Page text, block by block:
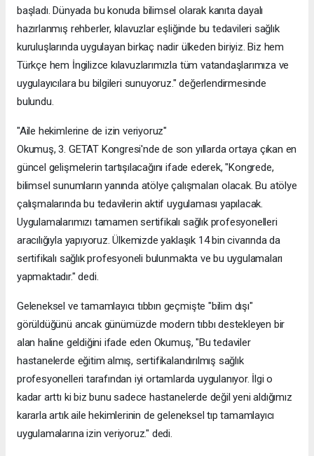
başladı. Dünyada bu konuda bilimsel olarak kanıta dayalı
hazırlanmış rehberler, kılavuzlar eşliğinde bu tedavileri sağlık
kuruluşlarında uygulayan birkaç nadir ülkeden biriyiz. Biz hem
Türkçe hem İngilizce kılavuzlarımızla tüm vatandaşlarımıza ve
uygulayıcılara bu bilgileri sunuyoruz." değerlendirmesinde
bulundu.
"Aile hekimlerine de izin veriyoruz"
Okumuş, 3. GETAT Kongresi'nde de son yıllarda ortaya çıkan en
güncel gelişmelerin tartışılacağını ifade ederek, "Kongrede,
bilimsel sunumların yanında atölye çalışmaları olacak. Bu atölye
çalışmalarında bu tedavilerin aktif uygulaması yapılacak.
Uygulamalarımızı tamamen sertifikalı sağlık profesyonelleri
aracılığıyla yapıyoruz. Ülkemizde yaklaşık 14 bin civarında da
sertifikalı sağlık profesyoneli bulunmakta ve bu uygulamaları
yapmaktadır." dedi.
Geleneksel ve tamamlayıcı tıbbın geçmişte "bilim dışı"
görüldüğünü ancak günümüzde modern tıbbı destekleyen bir
alan haline geldiğini ifade eden Okumuş, "Bu tedaviler
hastanelerde eğitim almış, sertifikalandırılmış sağlık
profesyonelleri tarafından iyi ortamlarda uygulanıyor. İlgi o
kadar arttı ki biz bunu sadece hastanelerde değil yeni aldığımız
kararla artık aile hekimlerinin de geleneksel tıp tamamlayıcı
uygulamalarına izin veriyoruz." dedi.